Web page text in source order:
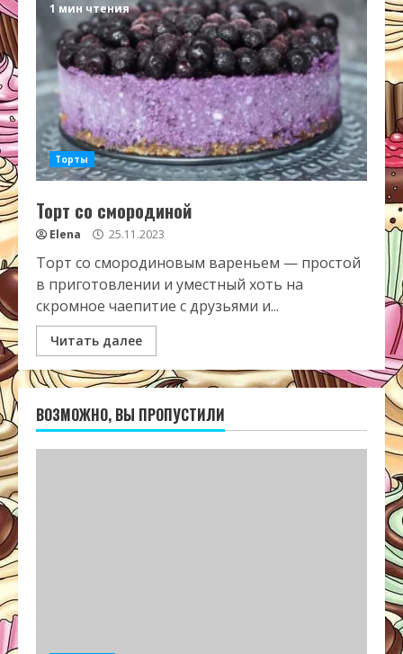
1 мин чтения
Торты
Торт со смородиной
Elena 25.11.2023
Торт со смородиновым вареньем — простой
в приготовлении и уместный хоть на
скромное чаепитие с друзьями и...
Читать далее
ВОЗМОЖНО, ВЫ ПРОПУСТИЛИ